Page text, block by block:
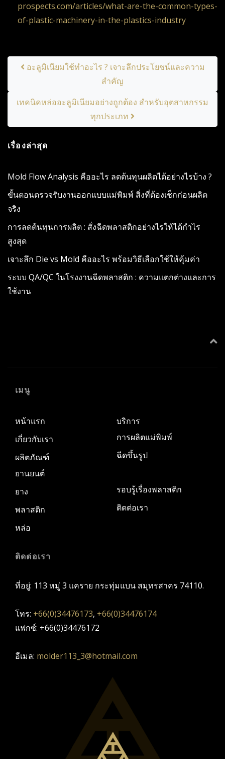
prospects.com/articles/what-are-the-common-types-
of-plastic-machinery-in-the-plastics-industry
อะลูมิเนียมใช้ทำอะไร ? เจาะลึกประโยชน์และความ
สำคัญ
เทคนิคหล่ออะลูมิเนียมอย่างถูกต้อง สำหรับอุตสาหกรรม
ทุกประเภท
เรื่องล่าสุด
Mold Flow Analysis คืออะไร ลดต้นทุนผลิตได้อย่างไรบ้าง ?
ขั้นตอนตรวจรับงานออกแบบแม่พิมพ์ สิ่งที่ต้องเช็กก่อนผลิต
จริง
การลดต้นทุนการผลิต : สั่งฉีดพลาสติกอย่างไรให้ได้กำไร
สูงสุด
เจาะลึก Die vs Mold คืออะไร พร้อมวิธีเลือกใช้ให้คุ้มค่า
ระบบ QA/QC ในโรงงานฉีดพลาสติก : ความแตกต่างและการ
ใช้งาน
เมนู
หน้าแรก
เกี่ยวกับเรา
ผลิตภัณฑ์
ยานยนต์
ยาง
พลาสติก
หล่อ
บริการ
การผลิตแม่พิมพ์
ฉีดขึ้นรูป
รอบรู้เรื่องพลาสติก
ติดต่อเรา
ติดต่อเรา
ที่อยู่: 113 หมู่ 3 แคราย กระทุ่มแบน สมุทรสาคร 74110.
โทร: +66(0)34476173, +66(0)34476174
แฟกซ์: +66(0)34476172
อีเมล: molder113_3@hotmail.com